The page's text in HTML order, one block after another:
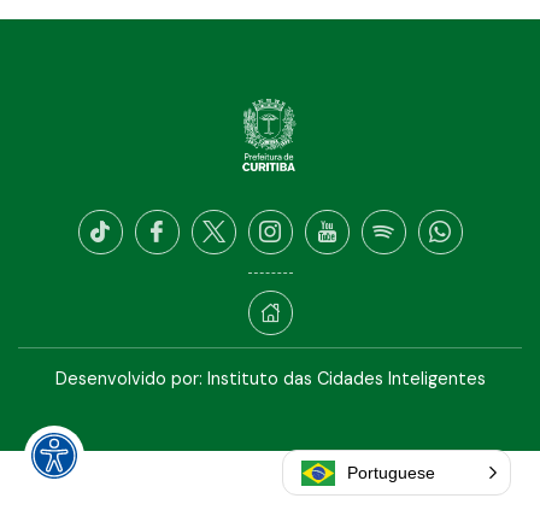
Desenvolvido por: Instituto das Cidades Inteligentes
Portuguese